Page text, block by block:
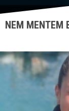
NEM MENTEM